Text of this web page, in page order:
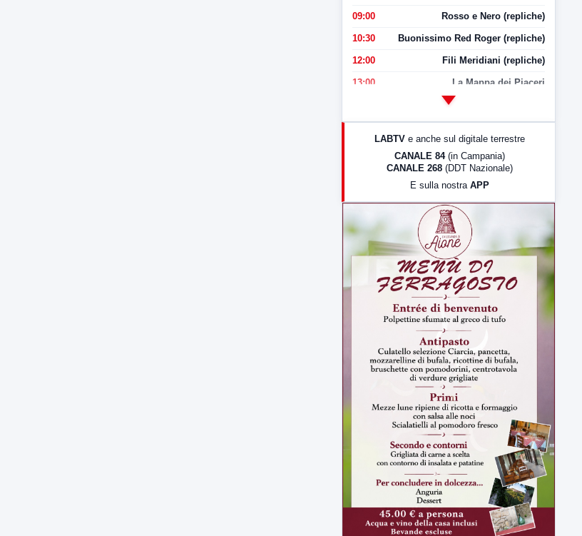
09:00 Rosso e Nero (repliche)
10:30 Buonissimo Red Roger (repliche)
12:00 Fili Meridiani (repliche)
13:00 La Mappa dei Piaceri
LabNews (Diretta)
LabNews (replica)
LABTV e anche sul digitale terrestre
CANALE 84 (in Campania)
CANALE 268 (DDT Nazionale)
E sulla nostra APP